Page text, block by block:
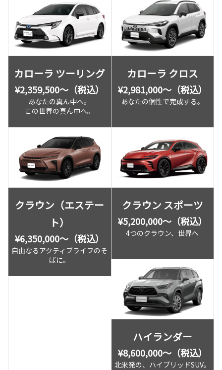
カローラ ツーリング
¥2,359,500〜（税込）
あなたの真ん中へ。
この世界の真ん中へ。
カローラ クロス
¥2,981,000〜（税込）
あなたの個性で完成する。
クラウン（エステー
ト）
¥6,350,000〜（税込）
自由なるアクティブライフのそ
ばに。
クラウン スポーツ
¥5,200,000〜（税込）
4つのクラウン、世界へ
ハイランダー
¥8,600,000〜（税込）
北米発の、ハイブリッドSUV。